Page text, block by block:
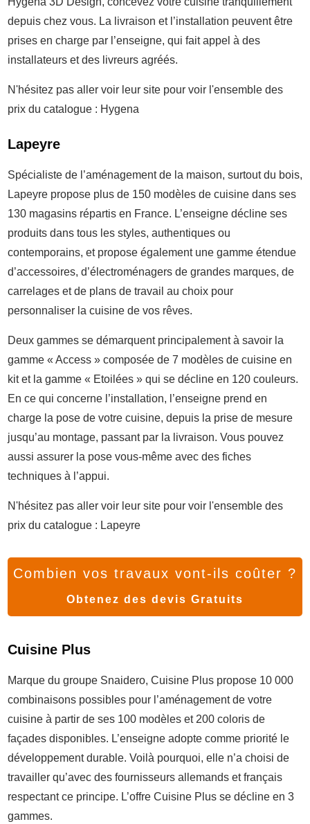
depuis chez vous. La livraison et l’installation peuvent être
prises en charge par l’enseigne, qui fait appel à des
installateurs et des livreurs agréés.
N'hésitez pas aller voir leur site pour voir l'ensemble des
prix du catalogue : Hygena
Lapeyre
Spécialiste de l’aménagement de la maison, surtout du bois,
Lapeyre propose plus de 150 modèles de cuisine dans ses
130 magasins répartis en France. L’enseigne décline ses
produits dans tous les styles, authentiques ou
contemporains, et propose également une gamme étendue
d’accessoires, d’électroménagers de grandes marques, de
carrelages et de plans de travail au choix pour
personnaliser la cuisine de vos rêves.
Deux gammes se démarquent principalement à savoir la
gamme « Access » composée de 7 modèles de cuisine en
kit et la gamme « Etoilées » qui se décline en 120 couleurs.
En ce qui concerne l’installation, l’enseigne prend en
charge la pose de votre cuisine, depuis la prise de mesure
jusqu’au montage, passant par la livraison. Vous pouvez
aussi assurer la pose vous-même avec des fiches
techniques à l’appui.
N'hésitez pas aller voir leur site pour voir l'ensemble des
prix du catalogue : Lapeyre
Combien vos travaux vont-ils coûter ?
Obtenez des devis Gratuits
Cuisine Plus
Marque du groupe Snaidero, Cuisine Plus propose 10 000
combinaisons possibles pour l’aménagement de votre
cuisine à partir de ses 100 modèles et 200 coloris de
façades disponibles. L’enseigne adopte comme priorité le
développement durable. Voilà pourquoi, elle n’a choisi de
travailler qu’avec des fournisseurs allemands et français
respectant ce principe. L’offre Cuisine Plus se décline en 3
gammes.